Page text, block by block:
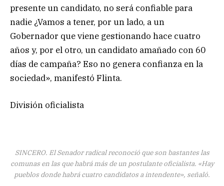
presente un candidato, no será confiable para
nadie ¿Vamos a tener, por un lado, a un
Gobernador que viene gestionando hace cuatro
años y, por el otro, un candidato amañado con 60
días de campaña? Eso no genera confianza en la
sociedad», manifestó Flinta.
División oficialista
SINCERO. El Senador radical reconoció que son bastantes las
comunas en las que habrá más de un postulante oficialista. «Hay
pueblos donde habrá cuatro candidatos a intendente», señaló.